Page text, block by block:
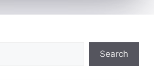
Search